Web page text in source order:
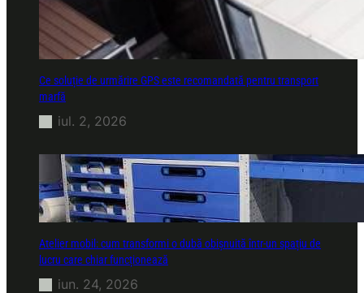
Ce soluție de urmărire GPS este recomandată pentru transport
marfă
iul. 2, 2026
Atelier mobil: cum transformi o dubă obișnuită într-un spațiu de
lucru care chiar funcționează
iun. 24, 2026